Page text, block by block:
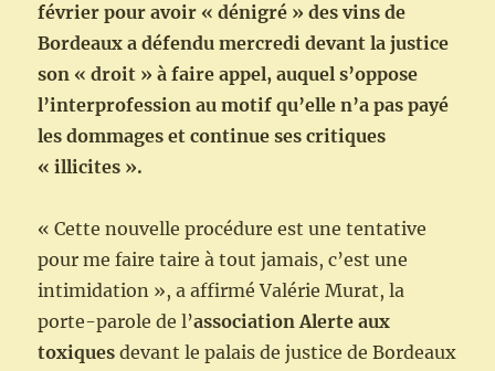
février pour avoir « dénigré » des vins de
Bordeaux a défendu mercredi devant la justice
son « droit » à faire appel, auquel s’oppose
l’interprofession au motif qu’elle n’a pas payé
les dommages et continue ses critiques
« illicites ».
« Cette nouvelle procédure est une tentative
pour me faire taire à tout jamais, c’est une
intimidation », a affirmé Valérie Murat, la
porte-parole de l’association Alerte aux
toxiques devant le palais de justice de Bordeaux